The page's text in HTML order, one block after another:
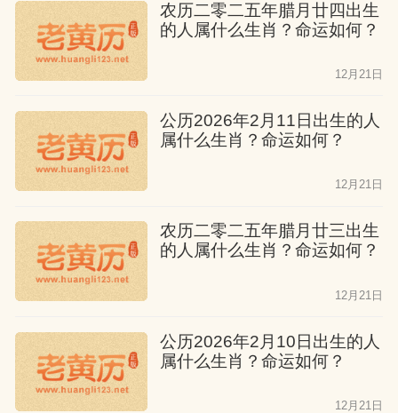
农历二零二五年腊月廿四出生
的人属什么生肖？命运如何？
12月21日
公历2026年2月11日出生的人
属什么生肖？命运如何？
12月21日
农历二零二五年腊月廿三出生
的人属什么生肖？命运如何？
12月21日
公历2026年2月10日出生的人
属什么生肖？命运如何？
12月21日